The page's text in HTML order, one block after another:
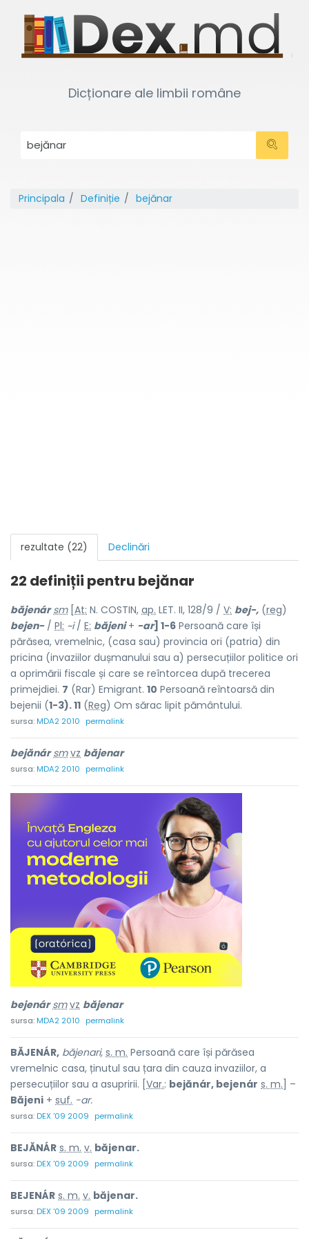
Dicționare ale limbii române
Principala Definiție bejănar
rezultate (22) Declinări
22 definiții pentru bejănar
băjenár sm[ At: N. COSTIN, ap. LET. II, 128/9 / V: bej-, (reg)
bejen-/ Pl: ~i/ E: băjeni+ -ar] 1-6 Persoană care își
părăsea, vremelnic, (casa sau) provincia ori (patria) din
pricina (invaziilor dușmanului sau a) persecuțiilor politice ori
a oprimării fiscale și care se reîntorcea după trecerea
primejdiei. 7 (Rar) Emigrant. 10 Persoană reîntoarsă din
bejenii (1-3). 11 (Reg) Om sărac lipit pământului.
sursa:MDA2 2010 permalink
bejănár sm vz băjenar
sursa:MDA2 2010 permalink
bejenár sm vz băjenar
sursa:MDA2 2010 permalink
BĂJENÁR, băjenari, s. m. Persoană care își părăsea
vremelnic casa, ținutul sau țara din cauza invaziilor, a
persecuțiilor sau a asupririi. [ Var.: bejănár, bejenár s. m. ] –
Băjeni + suf. -ar.
sursa:DEX '09 2009 permalink
BEJĂNÁR s. m. v. băjenar.
sursa:DEX '09 2009 permalink
BEJENÁR s. m. v. băjenar.
sursa:DEX '09 2009 permalink